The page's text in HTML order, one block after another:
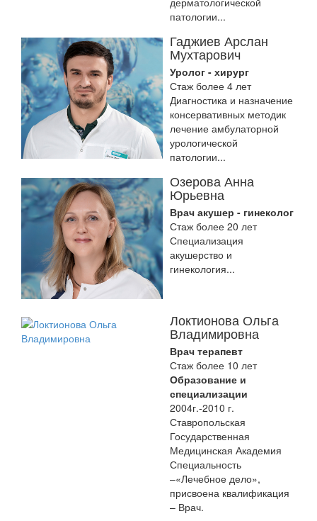
патологии...
Гаджиев Арслан
Мухтарович
Уролог - хирург
Стаж более 4 лет
Диагностика и назначение
консервативных методик
лечение амбулаторной
урологической
патологии...
Озерова Анна
Юрьевна
Врач акушер - гинеколог
Стаж более 20 лет
Специализация
акушерство и
гинекология...
Локтионова Ольга
Владимировна
Врач терапевт
Стаж более 10 лет
Образование и
специализации
2004г.-2010 г.
Ставропольская
Государственная
Медицинская Академия
Специальность
–«Лечебное дело»,
присвоена квалификация
– Врач.